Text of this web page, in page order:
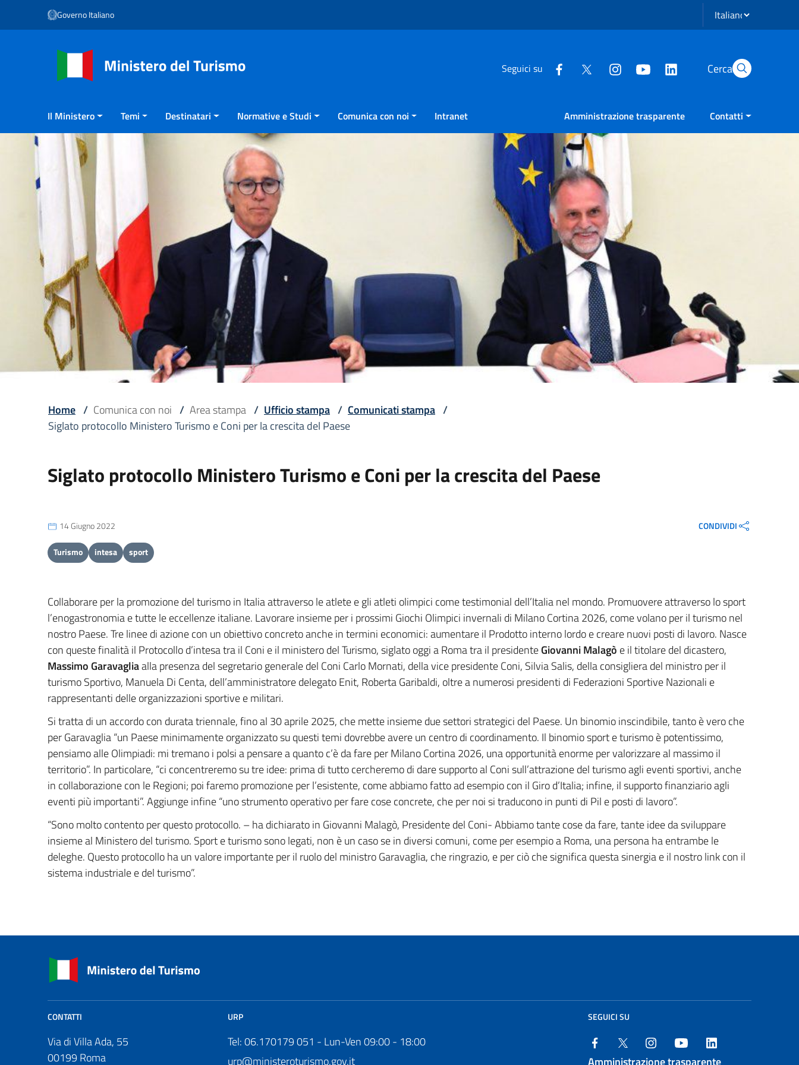
Vai ai contenuti
Vai al menu di navigazione
Governo Italiano Seleziona lingua
Seguici su Cerca
Il Ministero Temi Destinatari Normative e Studi Comunica con noi Intranet Amministrazione trasparente Contatti
Home / Comunica con noi / Area stampa / Ufficio stampa / Comunicati stampa /
Siglato protocollo Ministero Turismo e Coni per la crescita del Paese
Siglato protocollo Ministero Turismo e Coni per la crescita del Paese
14 Giugno 2022 CONDIVIDI
Turismo intesa sport
Collaborare per la promozione del turismo in Italia attraverso le atlete e gli atleti olimpici come testimonial dell’Italia nel mondo. Promuovere attraverso lo sport
l’enogastronomia e tutte le eccellenze italiane. Lavorare insieme per i prossimi Giochi Olimpici invernali di Milano Cortina 2026, come volano per il turismo nel
nostro Paese. Tre linee di azione con un obiettivo concreto anche in termini economici: aumentare il Prodotto interno lordo e creare nuovi posti di lavoro. Nasce
con queste finalità il Protocollo d’intesa tra il Coni e il ministero del Turismo, siglato oggi a Roma tra il presidenteGiovanni Malagò e il titolare del dicastero,
Massimo Garavagliaalla presenza del segretario generale del Coni Carlo Mornati, della vice presidente Coni, Silvia Salis, della consigliera del ministro per il
turismo Sportivo, Manuela Di Centa, dell’amministratore delegato Enit, Roberta Garibaldi, oltre a numerosi presidenti di Federazioni Sportive Nazionali e
rappresentanti delle organizzazioni sportive e militari.
Si tratta di un accordo con durata triennale, fino al 30 aprile 2025, che mette insieme due settori strategici del Paese. Un binomio inscindibile, tanto è vero che
per Garavaglia “un Paese minimamente organizzato su questi temi dovrebbe avere un centro di coordinamento. Il binomio sport e turismo è potentissimo,
pensiamo alle Olimpiadi: mi tremano i polsi a pensare a quanto c’è da fare per Milano Cortina 2026, una opportunità enorme per valorizzare al massimo il
territorio”. In particolare, “ci concentreremo su tre idee: prima di tutto cercheremo di dare supporto al Coni sull’attrazione del turismo agli eventi sportivi, anche
in collaborazione con le Regioni; poi faremo promozione per l’esistente, come abbiamo fatto ad esempio con il Giro d’Italia; infine, il supporto finanziario agli
eventi più importanti”. Aggiunge infine “uno strumento operativo per fare cose concrete, che per noi si traducono in punti di Pil e posti di lavoro”.
“Sono molto contento per questo protocollo. – ha dichiarato in Giovanni Malagò, Presidente del Coni- Abbiamo tante cose da fare, tante idee da sviluppare
insieme al Ministero del turismo. Sport e turismo sono legati, non è un caso se in diversi comuni, come per esempio a Roma, una persona ha entrambe le
deleghe. Questo protocollo ha un valore importante per il ruolo del ministro Garavaglia, che ringrazio, e per ciò che significa questa sinergia e il nostro link con il
sistema industriale e del turismo”.
CONTATTI
Via di Villa Ada, 55
00199 Roma
URP
Tel: 06.170179 051 - Lun-Ven 09:00 - 18:00
urp@ministeroturismo.gov.it
SEGUICI SU
Amministrazione trasparente